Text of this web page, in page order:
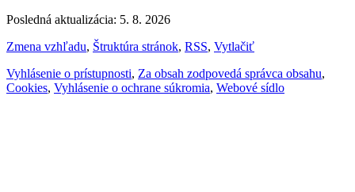
Posledná aktualizácia: 5. 8. 2026
Zmena vzhľadu, Štruktúra stránok, RSS, Vytlačiť
Vyhlásenie o prístupnosti, Za obsah zodpovedá správca obsahu,
Cookies, Vyhlásenie o ochrane súkromia, Webové sídlo